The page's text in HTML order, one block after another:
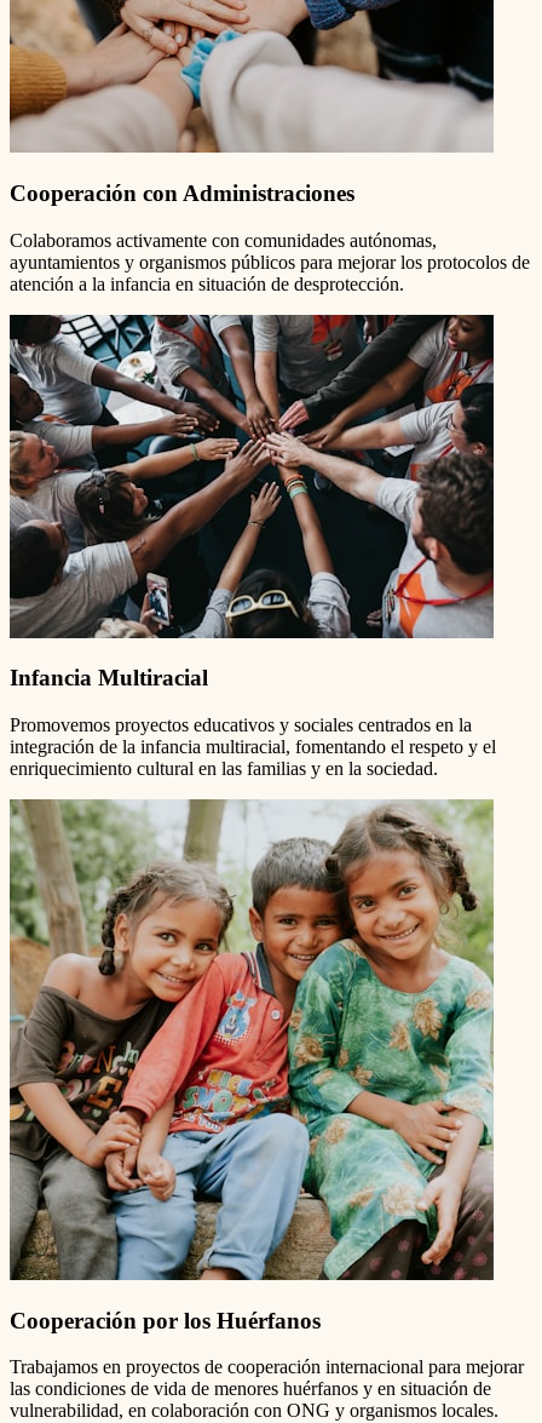
Cooperación con Administraciones
Colaboramos activamente con comunidades autónomas,
ayuntamientos y organismos públicos para mejorar los protocolos de
atención a la infancia en situación de desprotección.
Infancia Multiracial
Promovemos proyectos educativos y sociales centrados en la
integración de la infancia multiracial, fomentando el respeto y el
enriquecimiento cultural en las familias y en la sociedad.
Cooperación por los Huérfanos
Trabajamos en proyectos de cooperación internacional para mejorar
las condiciones de vida de menores huérfanos y en situación de
vulnerabilidad, en colaboración con ONG y organismos locales.